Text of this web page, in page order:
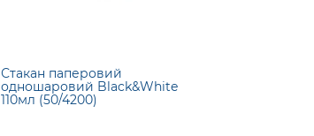
Стакан паперовий
одношаровий Black&White
110мл (50/4200)